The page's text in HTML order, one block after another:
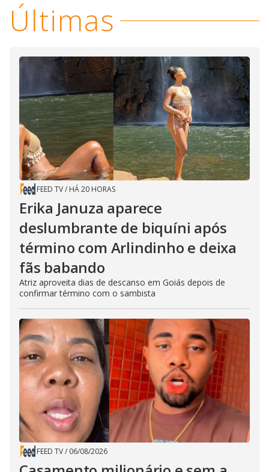
Últimas
FEED TV/ HÁ 20 HORAS
Erika Januza aparece
deslumbrante de biquíni após
término com Arlindinho e deixa
fãs babando
Atriz aproveita dias de descanso em Goiás depois de
confirmar término com o sambista
FEED TV/ 06/08/2026